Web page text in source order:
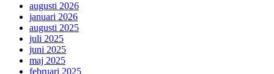
augusti 2026
januari 2026
augusti 2025
juli 2025
juni 2025
maj 2025
februari 2025